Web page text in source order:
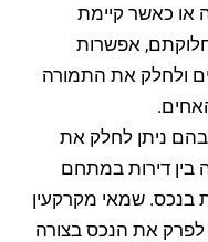
או כאשר קיימת
אפשרות
ולחלק את התמורה
בהם ניתן לחלק את
בין דירות במתחם
בנכס. שמאי מקרקעין
לפרק את הנכס בצורה